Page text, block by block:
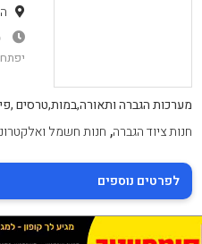
יפתח
מערכות הגברה ותאורה,במות,טרסים
חנות ציוד הגברה, חנות חשמל
לפרטים נוספים